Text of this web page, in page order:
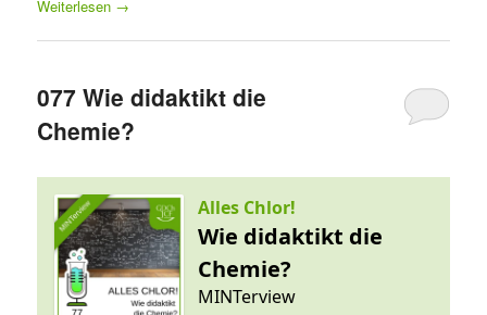
Weiterlesen →
077 Wie didaktikt die
Chemie?